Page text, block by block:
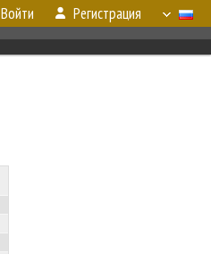
Войти Регистрация